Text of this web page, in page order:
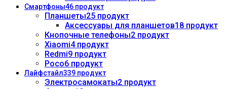
Смартфоны46 продукт
Планшеты25 продукт
Аксессуары для планшетов18 продукт
Кнопочные телефоны2 продукт
Xiaomi4 продукт
Redmi9 продукт
Poco6 продукт
Лайфстайл339 продукт
Электросамокаты2 продукт